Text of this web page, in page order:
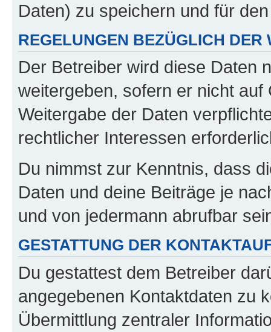
Daten) zu speichern und für
REGELUNGEN BEZÜGLICH DER
Der Betreiber wird diese Daten
weitergeben, sofern er nicht
Weitergabe der Daten
rechtlicher Interessen
Du nimmst zur Kenntnis, dass
Daten und deine Beiträge je
und von jedermann abrufbar
GESTATTUNG DER
Du gestattest dem Betreiber
angegebenen Kontaktdaten zu
Übermittlung zentraler